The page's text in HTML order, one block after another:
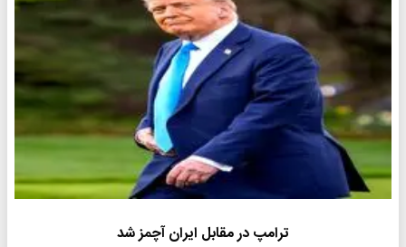
ترامپ در مقابل ایران آچمز شد